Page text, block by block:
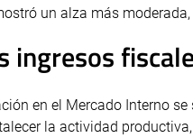
un alza más
ingresos
en el Mercado Interno
la actividad